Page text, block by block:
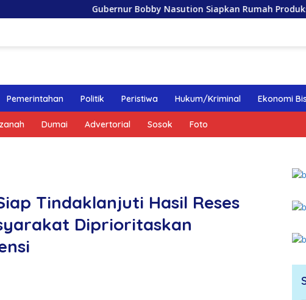
Gubernur Bobby Nasution Siapkan Rumah Produksi Kelapa di
Pemerintahan Politik Peristiwa Hukum/Kriminal Ekonomi
Dumai Advertorial Sosok Foto
Tindaklanjuti Hasil Reses
Diprioritaskan